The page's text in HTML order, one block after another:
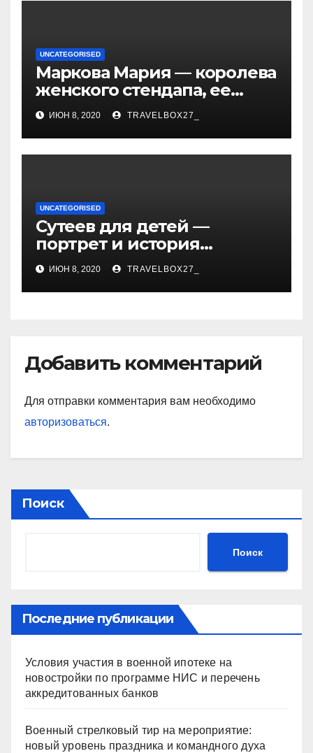
UNCATEGORISED
Маркова Мария — королева
женского стендапа, ее
биография, самые
смешные выступления,
ураган смеха и
непревзойденный талант!
ИЮН 8, 2020 TRAVELBOX27_
UNCATEGORISED
Сутеев для детей —
портрет и история
творчества известного и
любимого художника
ИЮН 8, 2020 TRAVELBOX27_
Добавить комментарий
Для отправки комментария вам необходимо
авторизоваться.
Поиск
Поиск
Последние публикации
Условия участия в военной ипотеке на
новостройки по программе НИС и перечень
аккредитованных банков
Военный стрелковый тир на мероприятие:
новый уровень праздника и командного духа